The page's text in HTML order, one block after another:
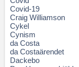
Covid-19
Craig Williamson
Cykel
Cynism
da Costa
da Costaärendet
Dackebo